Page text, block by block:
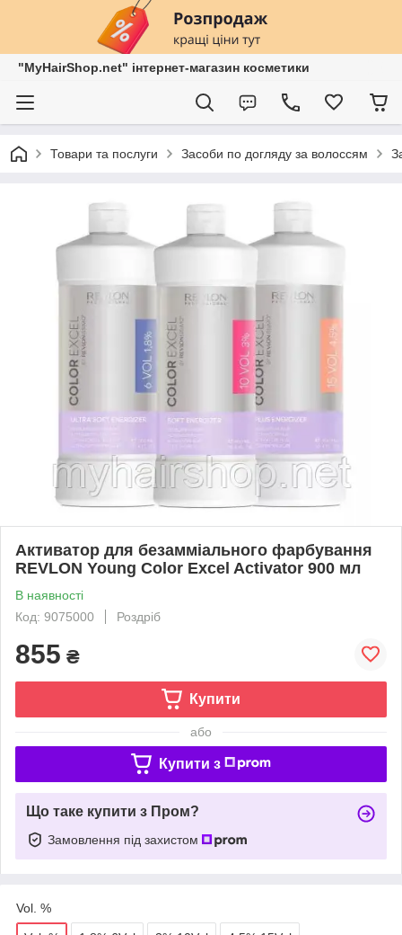
"MyHairShop.net" інтернет-магазин косметики
Товари та послуги Засоби по догляду за волоссям
Активатор для безамміального фарбування
REVLON Young Color Excel Activator 900 мл
В наявності
Код: 9075000
Роздріб
855 ₴
Купити
або
Купити з
Що таке купити з Пром?
Замовлення під захистом
Vol. %